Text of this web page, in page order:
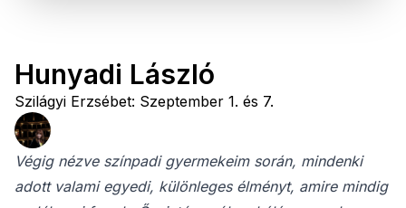
Hunyadi László
Szilágyi Erzsébet: Szeptember 1. és 7.
Végig nézve színpadi gyermekeim során, mindenki
adott valami egyedi, különleges élményt, amire mindig